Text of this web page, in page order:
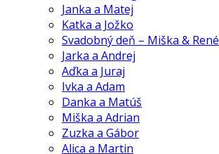
Janka a Matej
Katka a Jožko
Svadobný deň – Miška & René
Jarka a Andrej
Aďka a Juraj
Ivka a Adam
Danka a Matúš
Miška a Adrian
Zuzka a Gábor
Alica a Martin